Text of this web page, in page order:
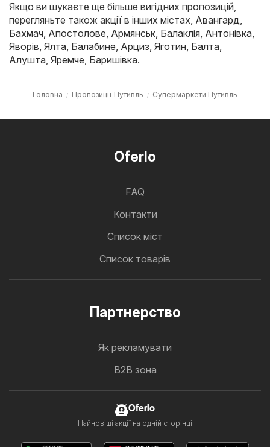
Якщо ви шукаєте ще більше вигідних пропозицій,
перегляньте також акції в інших містах, Авангард,
Бахмач, Апостолове, Армянськ, Балаклія, Антонівка,
Яворів, Ялта, Балабине, Арциз, Яготин, Балта,
Алушта, Яремче, Баришівка.
Головна Пропозиції Путивль Супермаркети Путивль
Oferlo
FAQ
Контакти
Cписок міст
Список товарів
Партнерство
Як рекламувати
B2B зона
Oferlo
Найновіші акції на одній сторінці